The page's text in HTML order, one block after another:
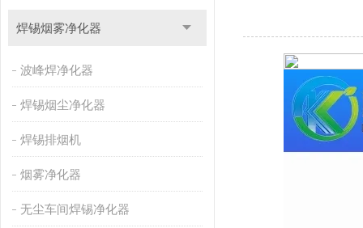
焊锡烟雾净化器
波峰焊净化器
焊锡烟尘净化器
焊锡排烟机
烟雾净化器
无尘车间焊锡净化器